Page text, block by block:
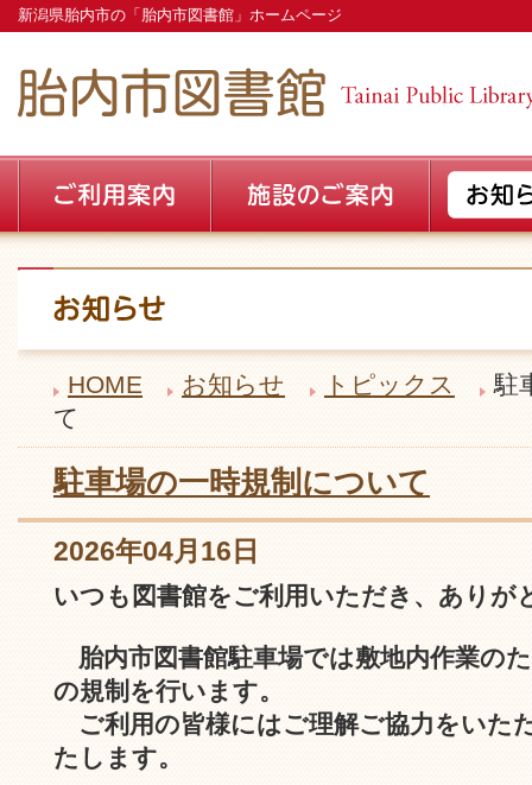
新潟県胎内市の「胎内市図書館」ホームページ
HOME お知らせ トピックス
駐
て
駐車場の一時規制について
2026年04月16日
いつも図書館をご利用いただき、ありが
胎内市図書館駐車場では敷地内作業の
の規制を行います。
ご利用の皆様にはご理解ご協力をいた
たします。